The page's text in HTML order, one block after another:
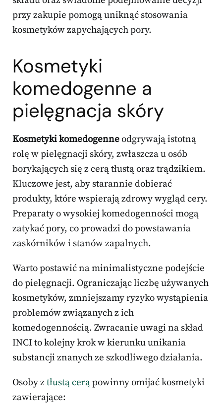
przy zakupie pomogą uniknąć stosowania
kosmetyków zapychających pory.
Kosmetyki
komedogenne a
pielęgnacja skóry
Kosmetyki komedogenneodgrywają istotną
rolę w pielęgnacji skóry, zwłaszcza u osób
borykających się z cerą tłustą oraz trądzikiem.
Kluczowe jest, aby starannie dobierać
produkty, które wspierają zdrowy wygląd cery.
Preparaty o wysokiej komedogenności mogą
zatykać pory, co prowadzi do powstawania
zaskórników i stanów zapalnych.
Warto postawić na minimalistyczne podejście
do pielęgnacji. Ograniczając liczbę używanych
kosmetyków, zmniejszamy ryzyko wystąpienia
problemów związanych z ich
komedogennością. Zwracanie uwagi na skład
INCI to kolejny krok w kierunku unikania
substancji znanych ze szkodliwego działania.
Osoby ztłustą cerąpowinny omijać kosmetyki
zawierające: